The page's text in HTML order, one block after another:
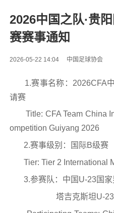
2026中国之队·贵
赛赛事通知
2026-05-22 14:04 中国足球协会
1.赛事名称：2026CFA中
请赛
Title: CFA Team China
ompetition Guiyang 2026
2.赛事级别：国际B级赛
Tier: Tier 2 International
3.参赛队：中国U-23国家
塔吉克斯坦U-23国